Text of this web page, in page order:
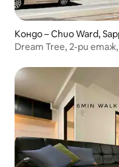
Кондо – Chuo Ward,
Dream Tree, 2-ри
пеша до метрото, 1